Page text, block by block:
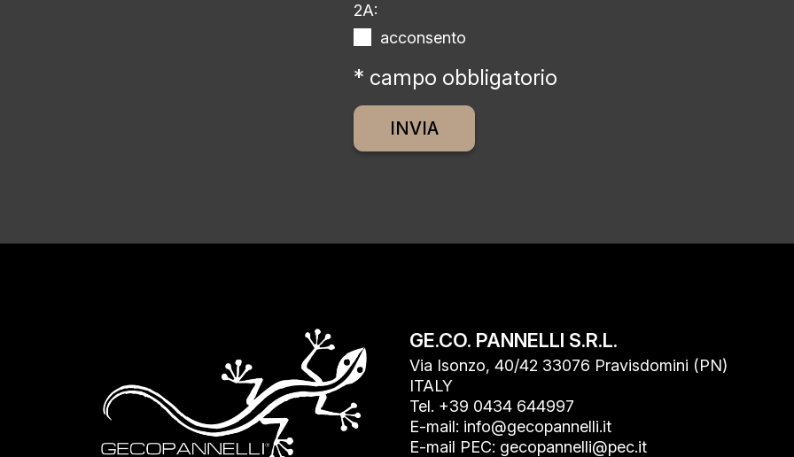
2A:
acconsento
* campo obbligatorio
GE.CO. PANNELLI S.R.L.
Via Isonzo, 40/42 33076 Pravisdomini (PN)
ITALY
Tel. +39 0434 644997
E-mail: info@gecopannelli.it
E-mail PEC: gecopannelli@pec.it